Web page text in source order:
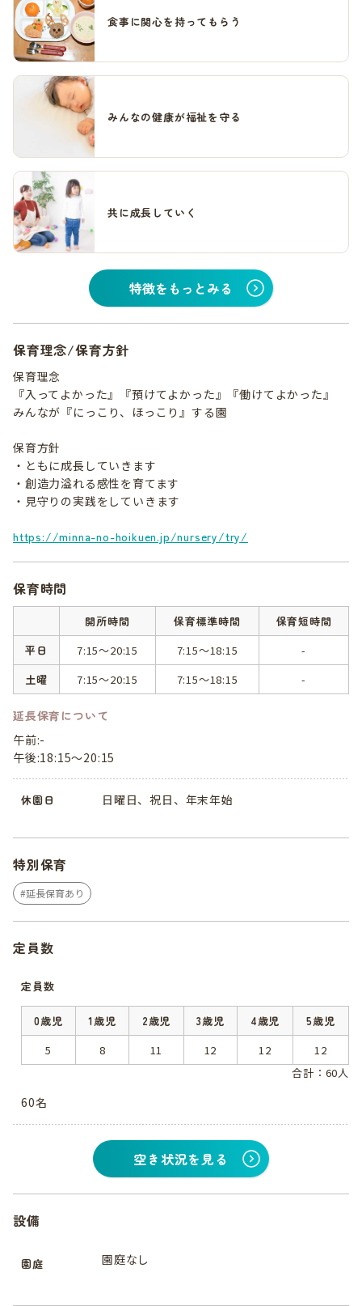
食事に関心を持ってもらう
みんなの健康が福祉を守る
共に成長していく
特徴をもっとみる
保育理念/保育方針
保育理念
『入ってよかった』『預けてよかった』『働けてよかった』
みんなが『にっこり、ほっこり』する園
保育方針
・ともに成長していきます
・創造力溢れる感性を育てます
・見守りの実践をしていきます
https://minna-no-hoikuen.jp/nursery/try/
保育時間
開所時間 保育標準時間
保育短時間
平日
7:15～20:15 7:15～18:15
-
土曜
7:15～20:15 7:15～18:15 -
延長保育について
午前:-
午後:18:15～20:15
休園日 日曜日、祝日、年末年始
特別保育
延長保育あり
定員数
定員数
0歳児 1歳児 2歳児 3歳児 4歳児
5歳児
5
8 11 12 12
12
合計：60人
60名
空き状況を見る
設備
園庭 園庭なし